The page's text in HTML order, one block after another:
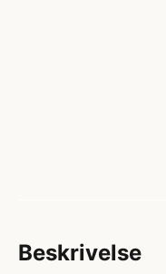
Beskrivelse